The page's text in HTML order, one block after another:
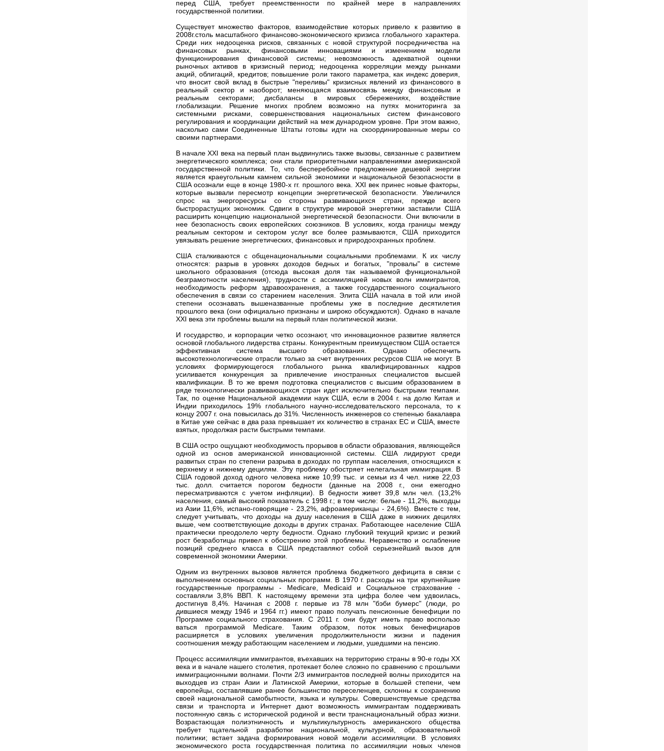
перед США, требует преемственности по крайней мере в направлениях
государственной политики.
Существует множество факторов, взаимодействие которых привело к развитию в
2008г.столь масштабного финансово-экономического кризиса глобального характера.
Среди них недооценка рисков, связанных с новой структурой посредничества на
финансовых рынках, финансовыми инновациями и изменением модели
функционирования финансовой системы; невозможность адекватной оценки
рыночных активов в кризисный период; недооценка корреляции между рынками
акций, облигаций, кредитов; повышение роли такого параметра, как индекс доверия,
что вносит свой вклад в быстрые "переливы" кризисных явлений из финансового в
реальный сектор и наоборот; меняющаяся взаимосвязь между финансовым и
реальным секторами; дисбалансы в мировых сбережениях, воздействие
глобализации. Решение многих проблем возможно на путях мониторинга за
системными рисками, совершенствования национальных систем финансового
регулирования и координации действий на меж дународном уровне. При этом важно,
насколько сами Соединенные Штаты готовы идти на скоординированные меры со
своими партнерами.
В начале XXI века на первый план выдвинулись также вызовы, связанные с развитием
энергетического комплекса; они стали приоритетными направлениями американской
государственной политики. То, что бесперебойное предложение дешевой энергии
является краеугольным камнем сильной экономики и национальной безопасности в
США осознали еще в конце 1980-х гг. прошлого века. XXI век принес новые факторы,
которые вызвали пересмотр концепции энергетической безопасности. Увеличился
спрос на энергоресурсы со стороны развивающихся стран, прежде всего
быстрорастущих экономик. Сдвиги в структуре мировой энергетики заставили США
расширить концепцию национальной энергетической безопасности. Они включили в
нее безопасность своих европейских союзников. В условиях, когда границы между
реальным сектором и сектором услуг все более размываются, США приходится
увязывать решение энергетических, финансовых и природоохранных проблем.
США сталкиваются с общенациональными социальными проблемами. К их числу
относятся: разрыв в уровнях доходов бедных и богатых, "провалы" в системе
школьного образования (отсюда высокая доля так называемой функциональной
безграмотности населения), трудности с ассимиляцией новых волн иммигрантов,
необходимость реформ здравоохранения, а также государственного социального
обеспечения в связи со старением населения. Элита США начала в той или иной
степени осознавать вышеназванные проблемы уже в последние десятилетия
прошлого века (они официально признаны и широко обсуждаются). Однако в начале
XXI века эти проблемы вышли на первый план политической жизни.
И государство, и корпорации четко осознают, что инновационное развитие является
основой глобального лидерства страны. Конкурентным преимуществом США остается
эффективная система высшего образования. Однако обеспечить
высокотехнологические отрасли только за счет внутренних ресурсов США не могут. В
условиях формирующегося глобального рынка квалифицированных кадров
усиливается конкуренция за привлечение иностранных специалистов высшей
квалификации. В то же время подготовка специалистов с высшим образованием в
ряде технологически развивающихся стран идет исключительно быстрыми темпами.
Так, по оценке Национальной академии наук США, если в 2004 г. на долю Китая и
Индии приходилось 19% глобального научно-исследовательского персонала, то к
концу 2007 г. она повысилась до 31%. Численность инженеров со степенью бакалавра
в Китае уже сейчас в два раза превышает их количество в странах ЕС и США, вместе
взятых, продолжая расти быстрыми темпами.
В США остро ощущают необходимость прорывов в области образования, являющейся
одной из основ американской инновационной системы. США лидируют среди
развитых стран по степени разрыва в доходах по группам населения, относящихся к
верхнему и нижнему децилям. Эту проблему обостряет нелегальная иммиграция. В
США годовой доход одного человека ниже 10,99 тыс. и семьи из 4 чел. ниже 22,03
тыс. долл. считается порогом бедности (данные на 2008 г., они ежегодно
пересматриваются с учетом инфляции). В бедности живет 39,8 млн чел. (13,2%
населения, самый высокий показатель с 1998 г.; в том числе: белые - 11,2%, выходцы
из Азии 11,6%, испано-говорящие - 23,2%, афроамериканцы - 24,6%). Вместе с тем,
следует учитывать, что доходы на душу населения в США даже в нижних децилях
выше, чем соответствующие доходы в других странах. Работающее население США
практически преодолело черту бедности. Однако глубокий текущий кризис и резкий
рост безработицы привел к обострению этой проблемы. Неравенство и ослабление
позиций среднего класса в США представляют собой серьезнейший вызов для
современной экономики Америки.
Одним из внутренних вызовов является проблема бюджетного дефицита в связи с
выполнением основных социальных программ. В 1970 г. расходы на три крупнейшие
государственные программы - Medicare, Medicaid и Социальное страхование -
составляли 3,8% ВВП. К настоящему времени эта цифра более чем удвоилась,
достигнув 8,4%. Начиная с 2008 г. первые из 78 млн "бэби бумерс" (люди, ро
дившиеся между 1946 и 1964 гг.) имеют право получать пенсионные бенефиции по
Программе социального страхования. С 2011 г. они будут иметь право воспользо
ваться программой Medicare. Таким образом, поток новых бенефициаров
расширяется в условиях увеличения продолжительности жизни и падения
соотношения между работающим населением и людьми, ушедшими на пенсию.
Процесс ассимиляции иммигрантов, въехавших на территорию страны в 90-е годы ХХ
века и в начале нашего столетия, протекает более сложно по сравнению с прошлыми
иммиграционными волнами. Почти 2/3 иммигрантов последней волны приходится на
выходцев из стран Азии и Латинской Америки, которые в большей степени, чем
европейцы, составлявшие ранее большинство переселенцев, склонны к сохранению
своей национальной самобытности, языка и культуры. Совершенствуемые средства
связи и транспорта и Интернет дают возможность иммигрантам поддерживать
постоянную связь с исторической родиной и вести транснациональный образ жизни.
Возрастающая полиэтничность и мультикультурность американского общества
требует тщательной разработки национальной, культурной, образовательной
политики; встает задача формирования новой модели ассимиляции. В условиях
экономического роста государственная политика по ассимиляции новых членов